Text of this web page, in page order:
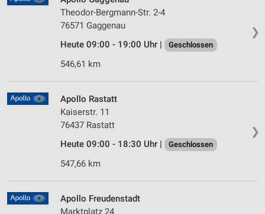
❯
Theodor-Bergmann-Str. 2-4
76571 Gaggenau
Heute 09:00 - 19:00 Uhr |
Geschlossen
546,61 km
❯
Apollo Rastatt
Kaiserstr. 11
76437 Rastatt
Heute 09:00 - 18:30 Uhr |
Geschlossen
547,66 km
Apollo Freudenstadt